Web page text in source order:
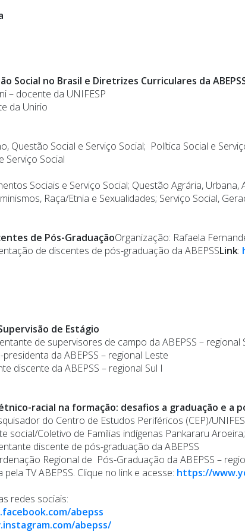
Social no Brasil e Diretrizes Curriculares da
– docente da UNIFESP
da Unirio
Questão Social e Serviço Social; Política Social e
Serviço Social
Sociais e Serviço Social; Questão Agrária,
Raça/Etnia e Sexualidades; Serviço Social,
de Pós-GraduaçãoOrganização: Rafaela
de discentes de pós-graduação da ABEPSSLink:
de Estágio
de supervisores de campo da ABEPSS – regional
da ABEPSS – regional Leste
discente da ABEPSS – regional Sul I
racial na formação: desafios a graduação e a
do Centro de Estudos Periféricos (CEP)/
social/Coletivo de Famílias indígenas Pankararu Aroeira;
discente de pós-graduação da ABEPSS
Regional de Pós-Graduação da ABEPSS –
TV ABEPSS. Clique no link e acesse: https://
redes sociais:
abepss
abepss/